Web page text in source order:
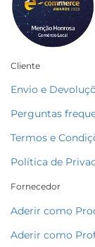
Cliente
Envio e
Perguntas
Termos e
Política de
Fornecedor
Aderir como
Aderir como